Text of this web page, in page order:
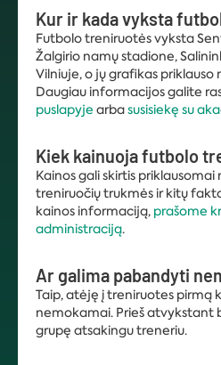
Kur ir kada vyksta
Futbolo treniruotės vyksta
Žalgirio namų stadione,
Vilniuje, o jų grafikas priklauso
Daugiau informacijos galite
puslapyje arbasusisiekę su
Kiek kainuoja futbolo
Kainos gali skirtis priklausomai
treniruočių trukmės ir kitų
kainos informaciją, prašome
administraciją.
Ar galima pabandyti
Taip, atėję į treniruotes pirmą
nemokamai. Prieš atvykstant
grupę atsakingu treneriu.